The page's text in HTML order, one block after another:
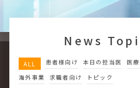
News
ALL 患者様向け 本日の担当医
医
海外事業
求職者向け トピック